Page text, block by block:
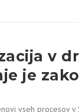
v
je
vseh procesov v